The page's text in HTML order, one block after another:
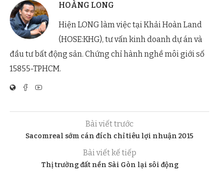
HOÀNG LONG
Hiện LONG làm việc tại Khải Hoàn Land
(HOSE:KHG), tư vấn kinh doanh dự án và
đầu tư bất động sản. Chứng chỉ hành nghề môi giới số
15855-TPHCM.
Bài viết trước
Sacomreal sớm cán đích chỉ tiêu lợi nhuận 2015
Bài viết kế tiếp
Thị trường đất nền Sài Gòn lại sôi động